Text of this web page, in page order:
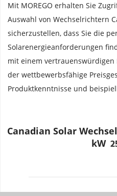
Mit MOREGO erhalten Sie
Auswahl von Wechselrichtern
sicherzustellen, dass Sie die
Solarenergieanforderungen
mit einem
der wettbewerbsfähige
Produktkenntnisse und
Canadian Solar
kW